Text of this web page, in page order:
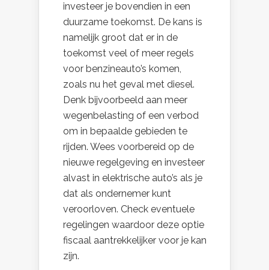
investeer je bovendien in een
duurzame toekomst. De kans is
namelijk groot dat er in de
toekomst veel of meer regels
voor benzineauto’s komen,
zoals nu het geval met diesel.
Denk bijvoorbeeld aan meer
wegenbelasting of een verbod
om in bepaalde gebieden te
rijden. Wees voorbereid op de
nieuwe regelgeving en investeer
alvast in elektrische auto’s als je
dat als ondernemer kunt
veroorloven. Check eventuele
regelingen waardoor deze optie
fiscaal aantrekkelijker voor je kan
zijn.